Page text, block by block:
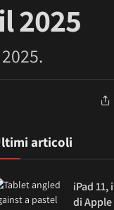
2025
articoli
iPad
di Apple